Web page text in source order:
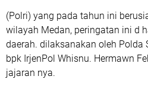
(Polri) yang pada tahun ini
wilayah Medan, peringatan ini d
daerah. dilaksanakan oleh Polda
bpk IrjenPol Whisnu. Hermawn
jajaran nya.